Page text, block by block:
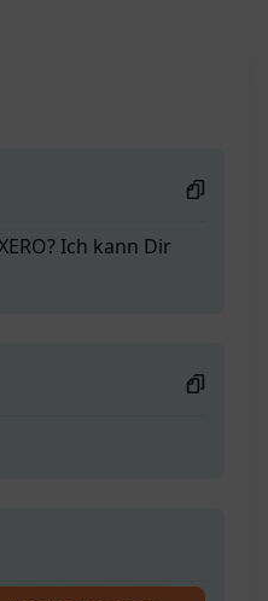
Ich kann Dir